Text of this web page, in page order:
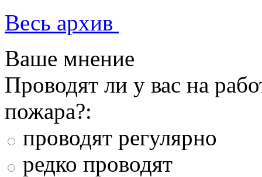
Весь архив
Ваше мнение
Проводят ли у вас на
пожара?:
проводят регулярно
редко проводят